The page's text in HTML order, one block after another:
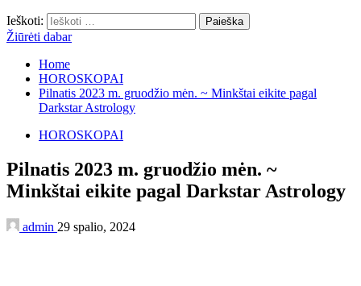
Ieškoti:
Žiūrėti dabar
Home
HOROSKOPAI
Pilnatis 2023 m. gruodžio mėn. ~ Minkštai eikite pagal
Darkstar Astrology
HOROSKOPAI
Pilnatis 2023 m. gruodžio mėn. ~
Minkštai eikite pagal Darkstar Astrology
admin 29 spalio, 2024